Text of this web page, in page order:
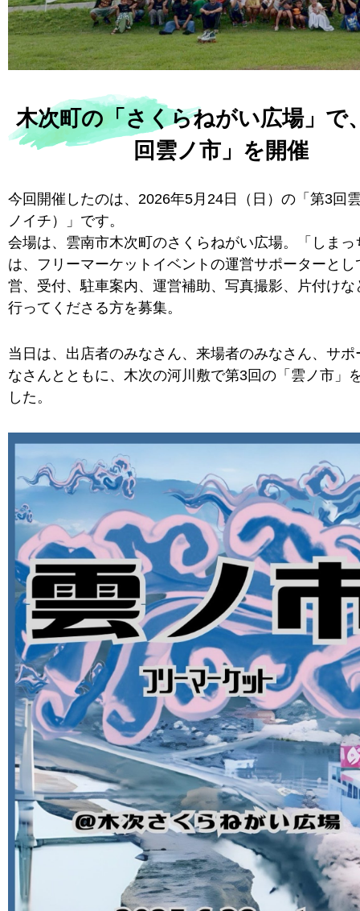
木次町の「さくらねがい広場」で
回雲ノ市」を開催
今回開催したのは、2026年5月24日（日）の「第3回
ノイチ）」です。
会場は、雲南市木次町のさくらねがい広場。「しまっ
は、フリーマーケットイベントの運営サポーターとし
営、受付、駐車案内、運営補助、写真撮影、片付けな
行ってくださる方を募集。
当日は、出店者のみなさん、来場者のみなさん、サポ
なさんとともに、木次の河川敷で第3回の「雲ノ市」
した。